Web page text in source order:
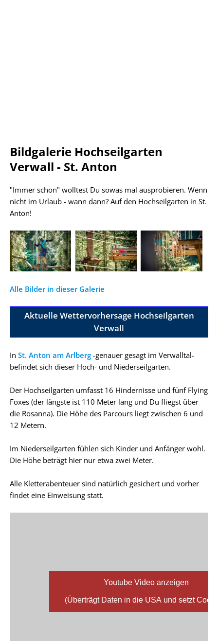
Bildgalerie Hochseilgarten
Verwall - St. Anton
"Immer schon" wolltest Du sowas mal ausprobieren. Wenn
nicht im Urlaub - wann dann? Auf den Hochseilgarten in St.
Anton!
Alle Bilder in dieser Galerie
Aktuelle Wettervorhersage Hochseilgarten
Verwall
In St. Anton am Arlberg -genauer gesagt im Verwalltal-
befindet sich dieser Hoch- und Niederseilgarten.
Der Hochseilgarten umfasst 16 Hindernisse und fünf Flying
Foxes (der längste ist 110 Meter lang und Du fliegst über
die Rosanna). Die Höhe des Parcours liegt zwischen 6 und
12 Metern.
Im Niederseilgarten fühlen sich Kinder und Anfänger wohl.
Die Höhe beträgt hier nur etwa zwei Meter.
Alle Kletterabenteuer sind natürlich gesichert und vorher
findet eine Einweisung statt.
Youtube Video anzeigen
(Überträgt Daten in die USA und setzt